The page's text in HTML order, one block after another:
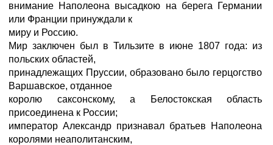
внимание Наполеона высадкою на берега Германии
или Франции принуждали к
миру и Россию.
Мир заключен был в Тильзите в июне 1807 года: из
польских областей,
принадлежащих Пруссии, образовано было герцогство
Варшавское, отданное
королю саксонскому, а Белостокская область
присоединена к России;
император Александр признавал братьев Наполеона
королями неаполитанским,